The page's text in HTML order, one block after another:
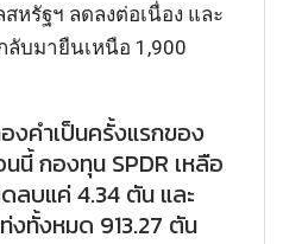
รัฐฯ ลดลงต่อเนื่อง และ
บมายืนเหนือ 1,900
องคำเป็นครั้งแรกของ
นนี้ กองทุน SPDR เหลือ
บแค่ 4.34 ตัน และ
งทั้งหมด 913.27 ตัน